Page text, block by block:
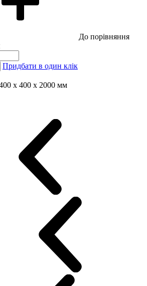
До порівняння
Придбати в один клік
x 400 x 2000 мм